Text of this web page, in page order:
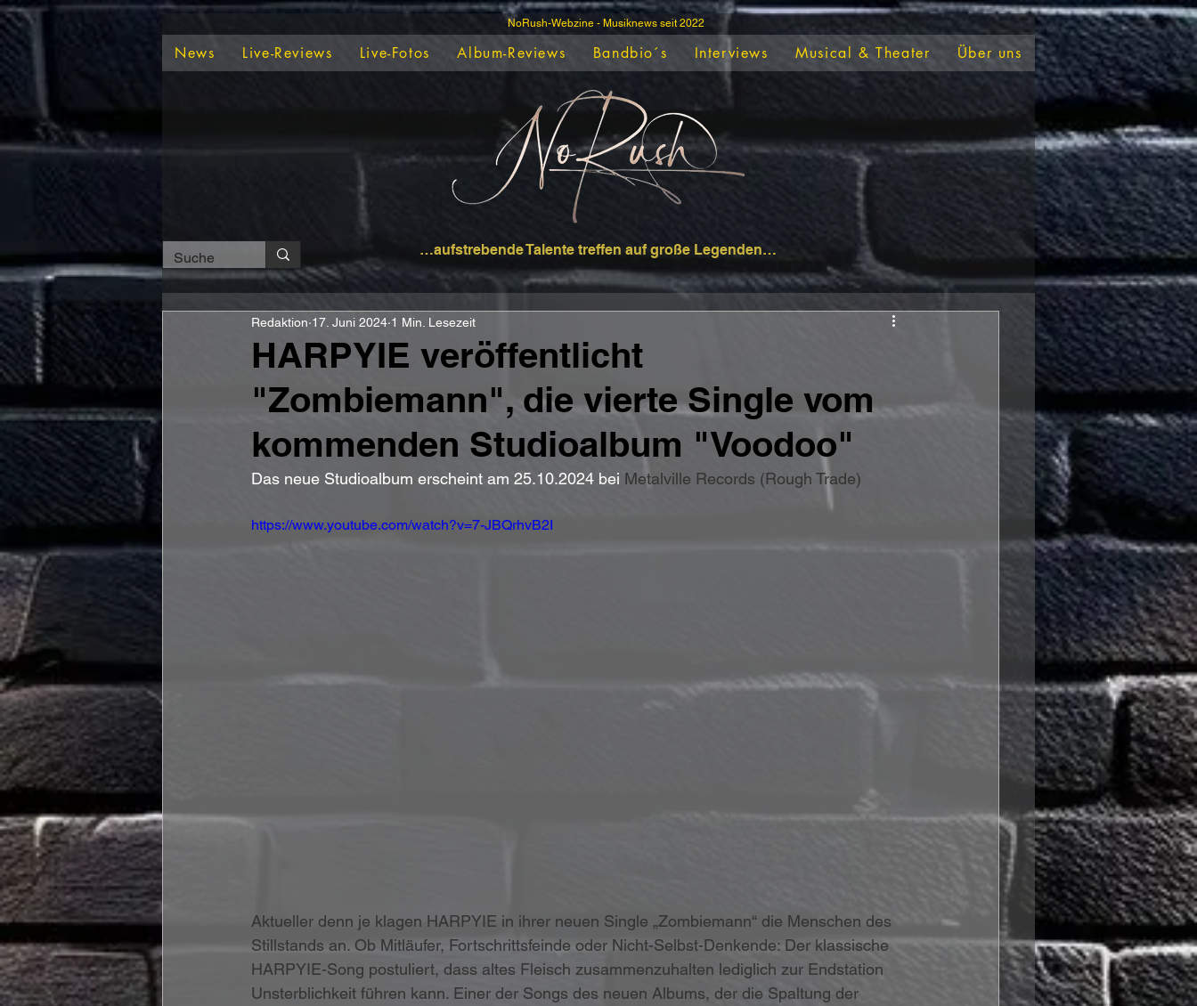
NoRush-Webzine - Musiknews seit 2022
News Live-Reviews Live-Fotos Album-Reviews Bandbio´s Interviews Musical & Theater Über uns
…aufstrebende Talente treffen auf große Legenden…
HARPYIE veröffentlicht
"Zombiemann", die vierte Single vom
kommenden Studioalbum "Voodoo"
Redaktion 17. Juni 2024 1 Min. Lesezeit
Das neue Studioalbum erscheint am 25.10.2024 bei Metalville Records (Rough Trade)
https://www.youtube.com/watch?v=7-JBQrhvB2I
Aktueller denn je klagen HARPYIE in ihrer neuen Single „Zombiemann“ die Menschen des
Stillstands an. Ob Mitläufer, Fortschrittsfeinde oder Nicht-Selbst-Denkende: Der klassische
HARPYIE-Song postuliert, dass altes Fleisch zusammenzuhalten lediglich zur Endstation
Unsterblichkeit führen kann. Einer der Songs des neuen Albums, der die Spaltung der